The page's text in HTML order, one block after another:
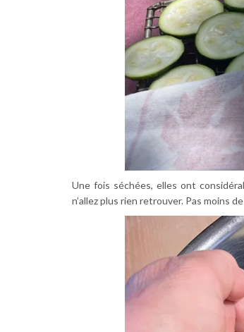
Une fois séchées, elles ont
n’allez plus rien retrouver. Pas moins